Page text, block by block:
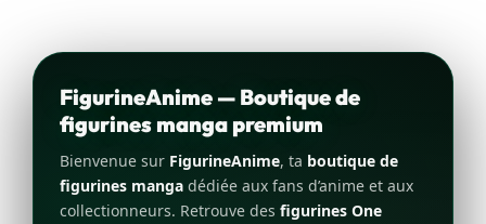
FigurineAnime — Boutique de
figurines manga premium
Bienvenue sur FigurineAnime, ta boutique de
figurines manga dédiée aux fans d’anime et aux
collectionneurs. Retrouve des figurines One